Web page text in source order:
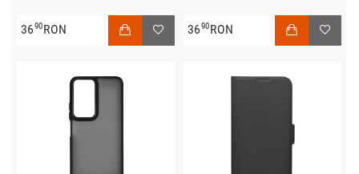
3690RON 3690RON